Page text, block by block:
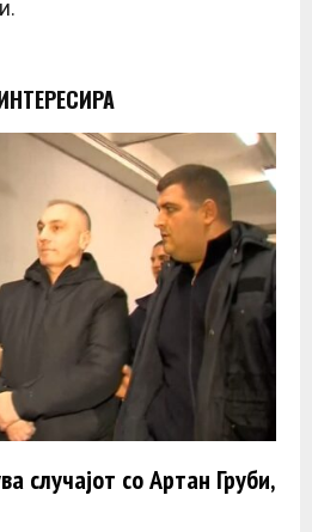
случајот со Артан Груби,